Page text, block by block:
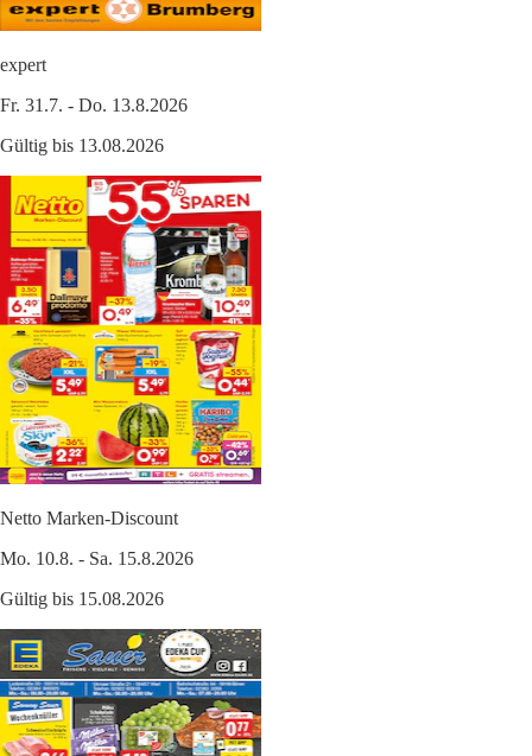
expert
Fr. 31.7. - Do. 13.8.2026
Gültig bis 13.08.2026
Netto Marken-Discount
Mo. 10.8. - Sa. 15.8.2026
Gültig bis 15.08.2026